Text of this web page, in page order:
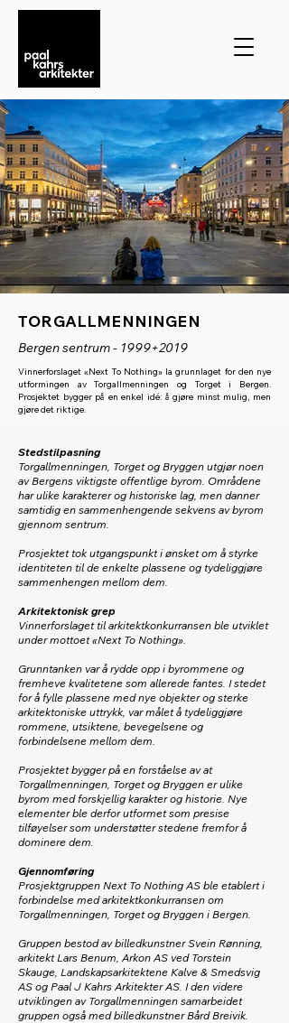
TORGALLMENNINGEN
Bergen sentrum - 1999+2019
Vinnerforslaget «Next To Nothing» la grunnlaget for den nye
utformingen av Torgallmenningen og Torget i Bergen.
Prosjektet bygger på en enkel idé: å gjøre minst mulig, men
gjøre det riktige.
Stedstilpasning
Torgallmenningen, Torget og Bryggen utgjør noen
av Bergens viktigste offentlige byrom. Områdene
har ulike karakterer og historiske lag, men danner
samtidig en sammenhengende sekvens av byrom
gjennom sentrum.
Prosjektet tok utgangspunkt i ønsket om å styrke
identiteten til de enkelte plassene og tydeliggjøre
sammenhengen mellom dem.
Arkitektonisk grep
Vinnerforslaget til arkitektkonkurransen ble utviklet
under mottoet «Next To Nothing».
Grunntanken var å rydde opp i byrommene og
fremheve kvalitetene som allerede fantes. I stedet
for å fylle plassene med nye objekter og sterke
arkitektoniske uttrykk, var målet å tydeliggjøre
rommene, utsiktene, bevegelsene og
forbindelsene mellom dem.
Prosjektet bygger på en forståelse av at
Torgallmenningen, Torget og Bryggen er ulike
byrom med forskjellig karakter og historie. Nye
elementer ble derfor utformet som presise
tilføyelser som understøtter stedene fremfor å
dominere dem.
Gjennomføring
Prosjektgruppen Next To Nothing AS ble etablert i
forbindelse med arkitektkonkurransen om
Torgallmenningen, Torget og Bryggen i Bergen.
Gruppen bestod av billedkunstner Svein Rønning,
arkitekt Lars Benum, Arkon AS ved Torstein
Skauge, Landskapsarkitektene Kalve & Smedsvig
AS og Paal J Kahrs Arkitekter AS. I den videre
utviklingen av Torgallmenningen samarbeidet
gruppen også med billedkunstner Bård Breivik.